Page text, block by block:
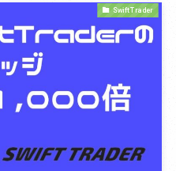
Swift Trader